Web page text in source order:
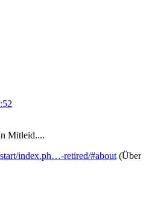
Mitleid....
index.ph…-retired/#about (Über